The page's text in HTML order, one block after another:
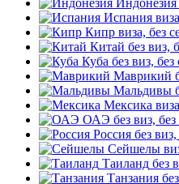
Индонезия
Испания
Кипр виза, без
Китай без виз,
Куба без виз,
Маврикий
Мальдивы
Мексика
ОАЭ без виз,
Россия без
Сейшелы
Таиланд без
Танзания